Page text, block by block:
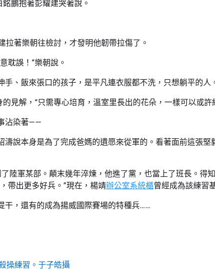
鵬抱著彭耀建哭著說。
著樂朝往檢討，才發明他韌帶拉傷了。
耽誤！”樂朝說。
、飯來張口的孩子，是平凡連衣服都不洗，只想躺平的人
見解，“只需專心培育，溫室里長出的花朵，一樣可以或許
沾染著——
說本身是為了完成爸媽的遺愿來從軍的。看著面前這張堅
陸軍某部。顛末幾年淬煉，他進了黨，也當上了班長。得
帶出更多好兵。”現在，楊靖辦公室系統櫃曾經成為該練習
干，還有的成為揚威國際賽場的特種兵……
操練習。于子皓攝